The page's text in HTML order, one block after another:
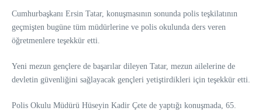
Cumhurbaşkanı Ersin Tatar, konuşmasının sonunda polis teşkilatının
geçmişten bugüne tüm müdürlerine ve polis okulunda ders veren
öğretmenlere teşekkür etti.
Yeni mezun gençlere de başarılar dileyen Tatar, mezun ailelerine de
devletin güvenliğini sağlayacak gençleri yetiştirdikleri için teşekkür etti.
Polis Okulu Müdürü Hüseyin Kadir Çete de yaptığı konuşmada, 65.